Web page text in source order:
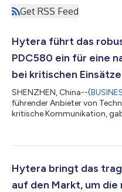
Get RSS Feed
Hytera führt das
PDC580 ein für eine
bei kritischen
SHENZHEN, China--(
führender Anbieter von
kritische Kommunikation,
Breitbandkommunikation in
Breitband erfolgt nicht von
Luo, Produktmanager der
Hytera bringt das
auf den Markt, um